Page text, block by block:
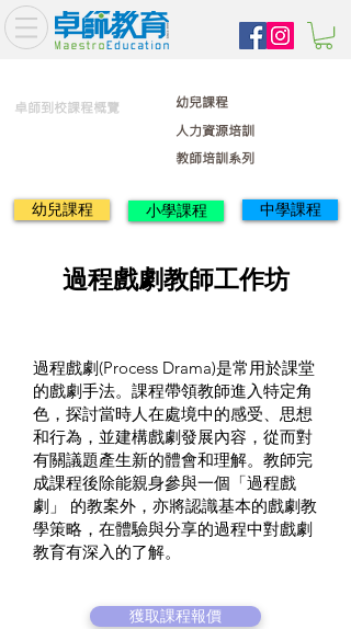
卓師到校課程概覽
人力資源培訓
教師培訓系列
幼兒課程
幼兒課程 小學課程 中學課程
過程戲劇(Process Drama)是常用於課堂
的戲劇手法。課程帶領教師進入特定角
色，探討當時人在處境中的感受、思想
和行為，並建構戲劇發展內容，從而對
有關議題產生新的體會和理解。教師完
成課程後除能親身參與一個「過程戲
劇」 的教案外，亦將認識基本的戲劇教
學策略，在體驗與分享的過程中對戲劇
教育有深入的了解。
獲取課程報價
過程戲劇教師工作坊